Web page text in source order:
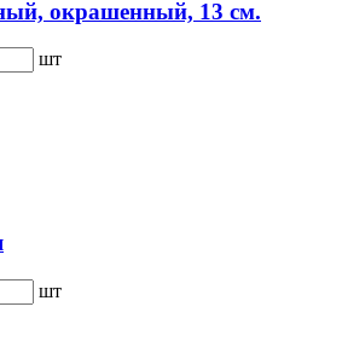
окрашенный, 13 см.
шт
шт